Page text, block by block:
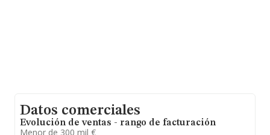
Datos comerciales
Evolución de ventas - rango de facturación
Menor de 300 mil €